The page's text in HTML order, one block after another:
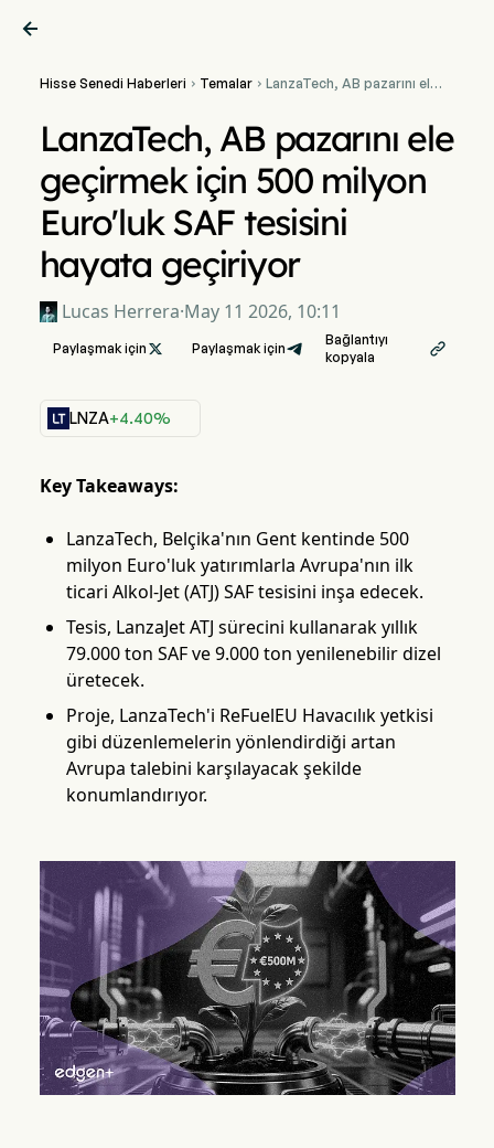

Hisse Senedi Haberleri  Temalar LanzaTech, AB pazarını ele
geçiriyor
LanzaTech, AB pazarını ele
geçirmek için 500 milyon
Euro'luk SAF tesisini
hayata geçiriyor
Lucas Herrera·May 11 2026, 10:11
Paylaşmak için  Paylaşmak için
Bağlantıyı
kopyala

LNZA+4.40%
Key Takeaways:
LanzaTech, Belçika'nın Gent kentinde 500
milyon Euro'luk yatırımlarla Avrupa'nın ilk
ticari Alkol-Jet (ATJ) SAF tesisini inşa edecek.
Tesis, LanzaJet ATJ sürecini kullanarak yıllık
79.000 ton SAF ve 9.000 ton yenilenebilir dizel
üretecek.
Proje, LanzaTech'i ReFuelEU Havacılık yetkisi
gibi düzenlemelerin yönlendirdiği artan
Avrupa talebini karşılayacak şekilde
konumlandırıyor.